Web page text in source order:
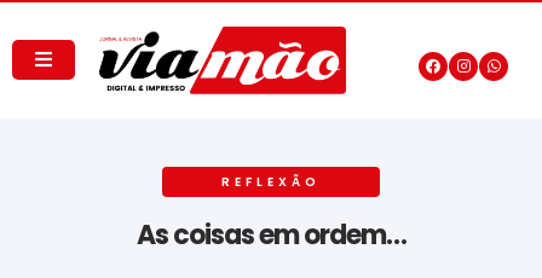
REFLEXÃO
As coisas em ordem…